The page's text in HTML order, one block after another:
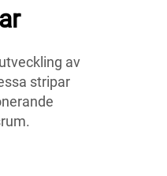
av
stripar